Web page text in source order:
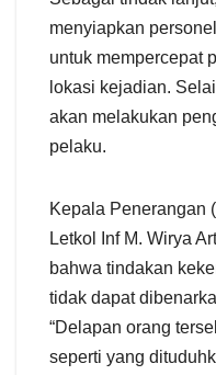
menyiapkan
untuk mempercepat
lokasi kejadian.
akan melakukan
pelaku.
Kepala Penerangan
Letkol Inf M. Wirya
bahwa tindakan
tidak dapat
“Delapan orang
seperti yang